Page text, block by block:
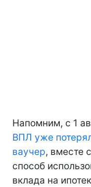
Напомним, с 1
ВПЛ уже
ваучер, вместе
способ
вклада на